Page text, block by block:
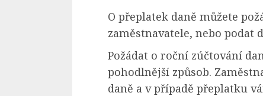
O přeplatek daně můžete
zaměstnavatele, nebo podat
Požádat o roční zúčtování
pohodlnější způsob.
daně a v případě přeplatku